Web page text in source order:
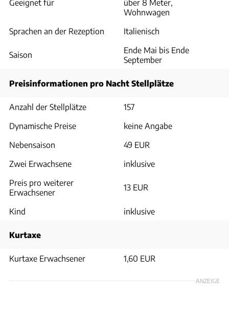
Geeignet für
über 8 Meter,
Wohnwagen
Sprachen an der Rezeption
Italienisch
Saison
Ende Mai bis Ende
September
Preisinformationen pro Nacht Stellplätze
Anzahl der Stellplätze
157
Dynamische Preise
keine Angabe
Nebensaison
49 EUR
Zwei Erwachsene
inklusive
Preis pro weiterer
Erwachsener
13 EUR
Kind inklusive
Kurtaxe
Kurtaxe Erwachsener 1,60 EUR
ANZEIGE